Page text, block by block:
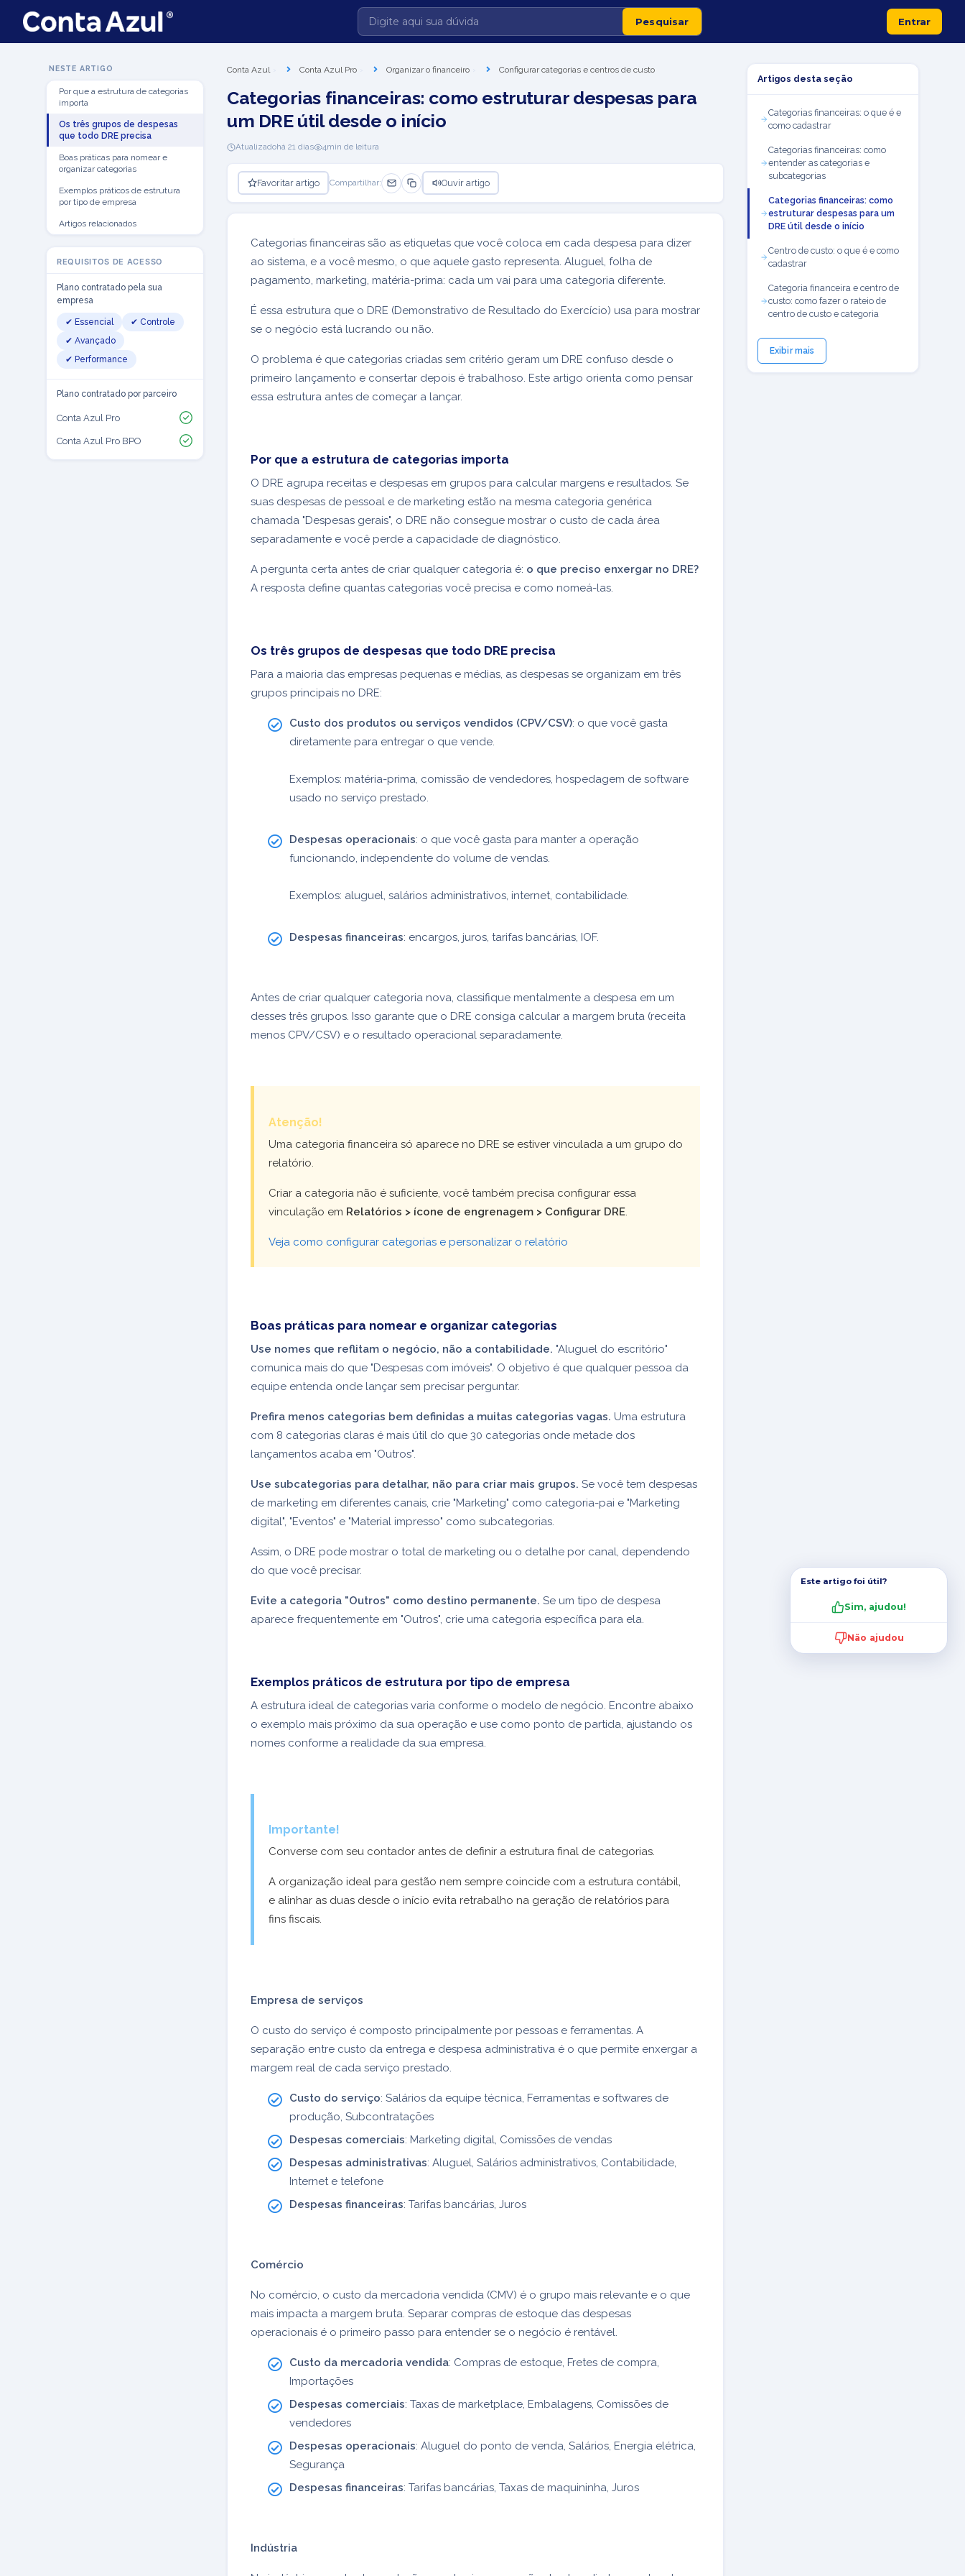
Entrar
NESTE ARTIGO
Por que a estrutura de categorias
importa
Os três grupos de despesas
que todo DRE precisa
Boas práticas para nomear e
organizar categorias
Exemplos práticos de estrutura
por tipo de empresa
Artigos relacionados
REQUISITOS DE ACESSO
Plano contratado pela sua
empresa
✔ Essencial
✔ Controle
✔ Avançado
✔ Performance
Plano contratado por parceiro
Conta Azul Pro
Conta Azul Pro BPO
Conta Azul Conta Azul Pro Organizar o financeiro Configurar categorias e centros de custo
Categorias financeiras: como estruturar despesas para
um DRE útil desde o início
Atualizadohá 21 dias 4min de leitura
Favoritar artigo Compartilhar: Ouvir artigo
Categorias financeiras são as etiquetas que você coloca em cada despesa para dizer
ao sistema, e a você mesmo, o que aquele gasto representa. Aluguel, folha de
pagamento, marketing, matéria-prima: cada um vai para uma categoria diferente.
É essa estrutura que o DRE (Demonstrativo de Resultado do Exercício) usa para mostrar
se o negócio está lucrando ou não.
O problema é que categorias criadas sem critério geram um DRE confuso desde o
primeiro lançamento e consertar depois é trabalhoso. Este artigo orienta como pensar
essa estrutura antes de começar a lançar.
Por que a estrutura de categorias importa
O DRE agrupa receitas e despesas em grupos para calcular margens e resultados. Se
suas despesas de pessoal e de marketing estão na mesma categoria genérica
chamada "Despesas gerais", o DRE não consegue mostrar o custo de cada área
separadamente e você perde a capacidade de diagnóstico.
A pergunta certa antes de criar qualquer categoria é: o que preciso enxergar no DRE?
A resposta define quantas categorias você precisa e como nomeá-las.
Os três grupos de despesas que todo DRE precisa
Para a maioria das empresas pequenas e médias, as despesas se organizam em três
grupos principais no DRE:
Custo dos produtos ou serviços vendidos (CPV/CSV): o que você gasta
diretamente para entregar o que vende.
Exemplos: matéria-prima, comissão de vendedores, hospedagem de software
usado no serviço prestado.
Despesas operacionais: o que você gasta para manter a operação
funcionando, independente do volume de vendas.
Exemplos: aluguel, salários administrativos, internet, contabilidade.
Despesas financeiras: encargos, juros, tarifas bancárias, IOF.
Antes de criar qualquer categoria nova, classifique mentalmente a despesa em um
desses três grupos. Isso garante que o DRE consiga calcular a margem bruta (receita
menos CPV/CSV) e o resultado operacional separadamente.
Atenção!
Uma categoria financeira só aparece no DRE se estiver vinculada a um grupo do
relatório.
Criar a categoria não é suficiente, você também precisa configurar essa
vinculação em Relatórios > ícone de engrenagem > Configurar DRE
Veja como configurar categorias e personalizar o relatório
Boas práticas para nomear e organizar categorias
Use nomes que reflitam o negócio, não a contabilidade. "Aluguel do escritório"
comunica mais do que "Despesas com imóveis". O objetivo é que qualquer pessoa da
equipe entenda onde lançar sem precisar perguntar.
Prefira menos categorias bem definidas a muitas categorias vagas. Uma estrutura
com 8 categorias claras é mais útil do que 30 categorias onde metade dos
lançamentos acaba em "Outros".
Use subcategorias para detalhar, não para criar mais grupos. Se você tem despesas
de marketing em diferentes canais, crie "Marketing" como categoria-pai e "Marketing
digital", "Eventos" e "Material impresso" como subcategorias.
Assim, o DRE pode mostrar o total de marketing ou o detalhe por canal, dependendo
do que você precisar.
Evite a categoria "Outros" como destino permanente. Se um tipo de despesa
aparece frequentemente em "Outros", crie uma categoria específica para ela.
Exemplos práticos de estrutura por tipo de empresa
A estrutura ideal de categorias varia conforme o modelo de negócio. Encontre abaixo
o exemplo mais próximo da sua operação e use como ponto de partida, ajustando os
nomes conforme a realidade da sua empresa.
Importante!
Converse com seu contador antes de definir a estrutura final de categorias.
A organização ideal para gestão nem sempre coincide com a estrutura contábil,
e alinhar as duas desde o início evita retrabalho na geração de relatórios para
fins fiscais.
Empresa de serviços
O custo do serviço é composto principalmente por pessoas e ferramentas. A
separação entre custo da entrega e despesa administrativa é o que permite enxergar a
margem real de cada serviço prestado.
Custo do serviço: Salários da equipe técnica, Ferramentas e softwares de
produção, Subcontratações
Despesas comerciais: Marketing digital, Comissões de vendas
Despesas administrativas: Aluguel, Salários administrativos, Contabilidade,
Internet e telefone
Despesas financeiras: Tarifas bancárias, Juros
Comércio
No comércio, o custo da mercadoria vendida (CMV) é o grupo mais relevante e o que
mais impacta a margem bruta. Separar compras de estoque das despesas
operacionais é o primeiro passo para entender se o negócio é rentável.
Custo da mercadoria vendida: Compras de estoque, Fretes de compra,
Importações
Despesas comerciais: Taxas de marketplace, Embalagens, Comissões de
vendedores
Despesas operacionais: Aluguel do ponto de venda, Salários, Energia elétrica,
Segurança
Despesas financeiras: Tarifas bancárias, Taxas de maquininha, Juros
Indústria
Artigos desta seção
Categorias financeiras: o que é e
como cadastrar
Categorias financeiras: como
entender as categorias e
subcategorias
Categorias financeiras: como
estruturar despesas para um
DRE útil desde o início
Centro de custo: o que é e como
cadastrar
Categoria financeira e centro de
custo: como fazer o rateio de
centro de custo e categoria
Exibir mais
Este artigo foi útil?
Sim, ajudou!
Não ajudou